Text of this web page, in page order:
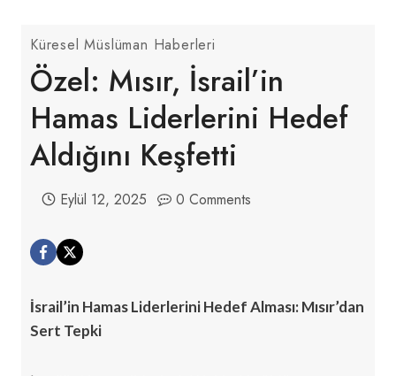
Küresel Müslüman Haberleri
Özel: Mısır, İsrail’in
Hamas Liderlerini Hedef
Aldığını Keşfetti
Eylül 12, 2025 0 Comments
İsrail’in Hamas Liderlerini Hedef Alması: Mısır’dan
Sert Tepki